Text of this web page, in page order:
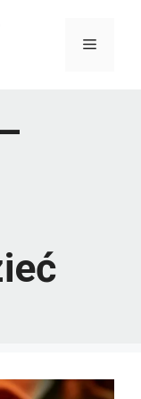
Menu